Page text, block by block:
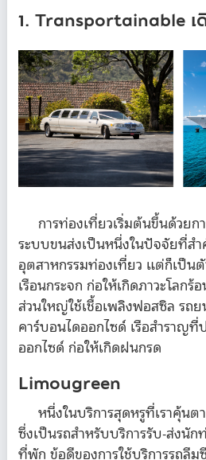
1. Transportainable
การท่องเที่ยวเริ่มต้นขึ้นด้วยก
ระบบขนส่งเป็นหนึ่งในปัจจัยที่ส
อุตสาหกรรมท่องเที่ยว แต่ก็เป็น
เรือนกระจก ก่อให้เกิดภาวะโลก
ส่วนใหญ่ใช้เชื้อเพลิงฟอสซิล รถ
คาร์บอนไดออกไซด์ เรือสำราญที่
ออกไซด์ ก่อให้เกิดฝนกรด
Limougreen
หนึ่งในบริการสุดหรูที่เราคุ้น
ซึ่งเป็นรถสำหรับบริการรับ-ส่งนั
ที่พัก ข้อดีของการใช้บริการรถลี